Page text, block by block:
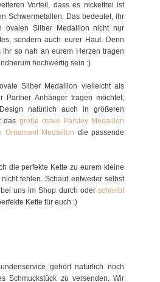
Vorteil, dass es nickelfrei ist
Schwermetallen. Das bedeutet, ihr
ovalen Silber Medaillon nicht nur
sondern auch eurer Haut. Denn
ihr so nah an eurem Herzen tragen
hochwertig sein :)
Silber Medaillon vielleicht als
Partner Anhänger tragen möchtet,
natürlich auch in größeren
das große ovale Parsley Medaillon
Ornament Medaillon die passende
die perfekte Kette zu eurem kleine
fehlen. Schaut entweder selbst
bei uns im Shop durch oderschreibt
Kette für euch :)
gehört natürlich noch
Schmuckstück zu versenden. Wir